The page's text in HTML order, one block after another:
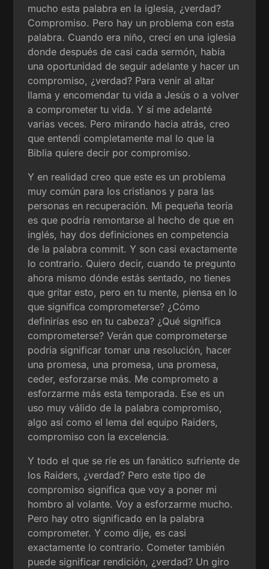
mucho esta palabra en la iglesia, ¿verdad?
Compromiso. Pero hay un problema con esta
palabra. Cuando era niño, crecí en una iglesia
donde después de casi cada sermón, había
una oportunidad de seguir adelante y hacer un
compromiso, ¿verdad? Para venir al altar
llama y encomendar tu vida a Jesús o a volver
a comprometer tu vida. Y sí me adelanté
varias veces. Pero mirando hacia atrás, creo
que entendí completamente mal lo que la
Biblia quiere decir por compromiso.
Y en realidad creo que este es un problema
muy común para los cristianos y para las
personas en recuperación. Mi pequeña teoría
es que podría remontarse al hecho de que en
inglés, hay dos definiciones en competencia
de la palabra commit. Y son casi exactamente
lo contrario. Quiero decir, cuando te pregunto
ahora mismo dónde estás sentado, no tienes
que gritar esto, pero en tu mente, piensa en lo
que significa comprometerse? ¿Cómo
definirías eso en tu cabeza? ¿Qué significa
comprometerse? Verán que comprometerse
podría significar tomar una resolución, hacer
una promesa, una promesa, una promesa,
ceder, esforzarse más. Me comprometo a
esforzarme más esta temporada. Ese es un
uso muy válido de la palabra compromiso,
algo así como el lema del equipo Raiders,
compromiso con la excelencia.
Y todo el que se ríe es un fanático sufriente de
los Raiders, ¿verdad? Pero este tipo de
compromiso significa que voy a poner mi
hombro al volante. Voy a esforzarme mucho.
Pero hay otro significado en la palabra
comprometer. Y como dije, es casi
exactamente lo contrario. Cometer también
puede significar rendición, ¿verdad? Un giro